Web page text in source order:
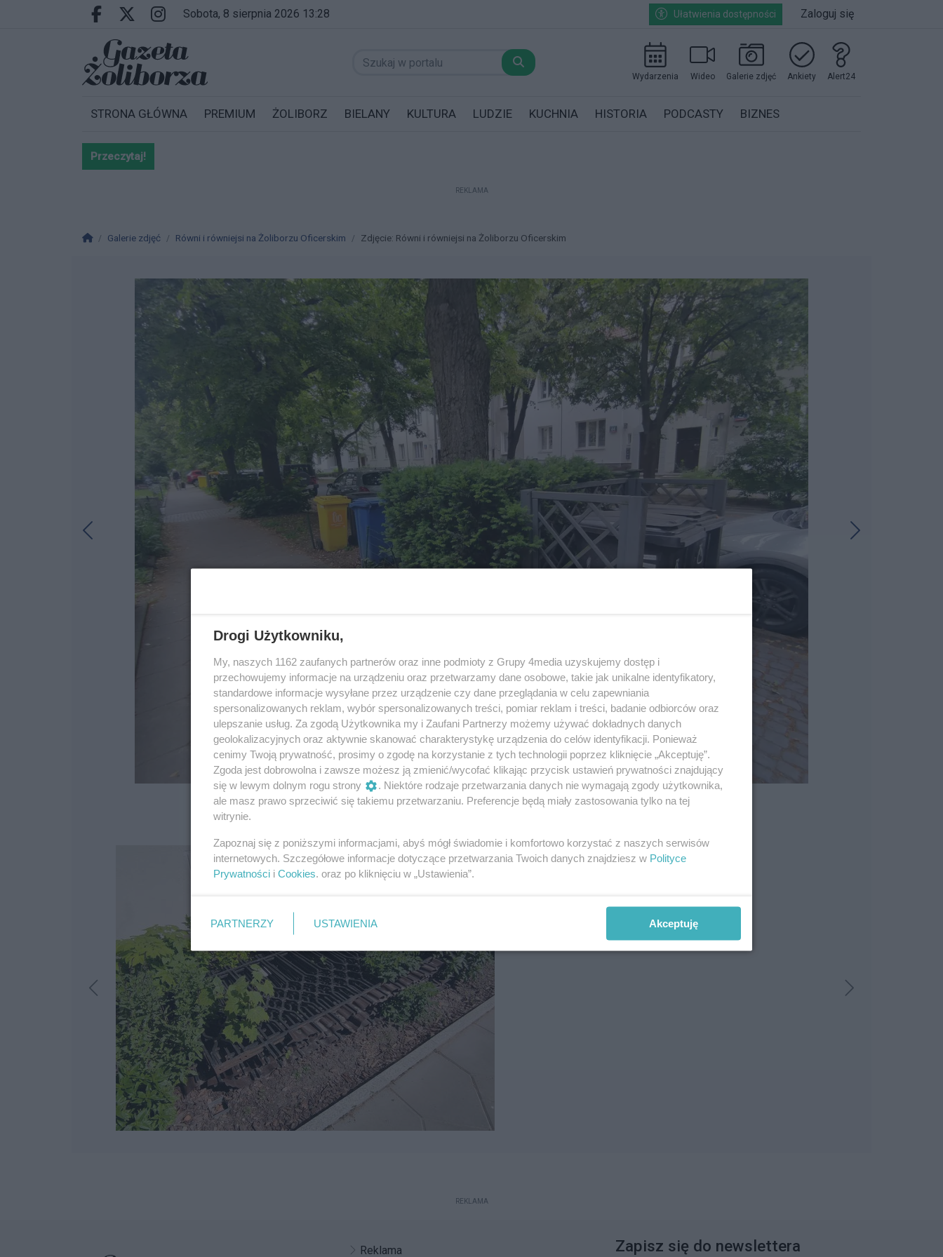
Przejdź do głównych treści
Przejdź do wyszukiwarki
Przejdź do głównego menu
Facebook.com
X.comInstagram.com
sobota, 8 sierpnia 2026 13:28 Ułatwienia dostępności Zaloguj się
Wydarzenia Wideo Galerie zdjęć Ankiety Alert24
STRONA GŁÓWNA PREMIUM ŻOLIBORZ BIELANY KULTURA LUDZIE KUCHNIA HISTORIA PODCASTY BIZNES
Przeczytaj!
REKLAMA
Strona główna
Galerie zdjęć Równi i równiejsi na Żoliborzu Oficerskim Zdjęcie: Równi i równiejsi na Żoliborzu Oficerskim
12 / 24
REKLAMA
Reklama Zapisz się do newslettera
Drogi Użytkowniku,
My, naszych 1162 zaufanych partnerów oraz inne podmioty z Grupy 4media uzyskujemy dostęp i
przechowujemy informacje na urządzeniu oraz przetwarzamy dane osobowe, takie jak unikalne identyfikatory,
standardowe informacje wysyłane przez urządzenie czy dane przeglądania w celu zapewniania
spersonalizowanych reklam, wybór spersonalizowanych treści, pomiar reklam i treści, badanie odbiorców oraz
ulepszanie usług. Za zgodą Użytkownika my i Zaufani Partnerzy możemy używać dokładnych danych
geolokalizacyjnych oraz aktywnie skanować charakterystykę urządzenia do celów identyfikacji. Ponieważ
cenimy Twoją prywatność, prosimy o zgodę na korzystanie z tych technologii poprzez kliknięcie „Akceptuję”.
Zgoda jest dobrowolna i zawsze możesz ją zmienić/wycofać klikając przycisk ustawień prywatności znajdujący
się w lewym dolnym rogu strony
. Niektóre rodzaje przetwarzania danych nie wymagają zgody użytkownika,
ale masz prawo sprzeciwić się takiemu przetwarzaniu. Preferencje będą miały zastosowania tylko na tej
witrynie.
Zapoznaj się z poniższymi informacjami, abyś mógł świadomie i komfortowo korzystać z naszych serwisów
internetowych. Szczegółowe informacje dotyczące przetwarzania Twoich danych znajdziesz w Polityce
Prywatności i Cookies. oraz po kliknięciu w „Ustawienia”.
PARTNERZY USTAWIENIA Akceptuję